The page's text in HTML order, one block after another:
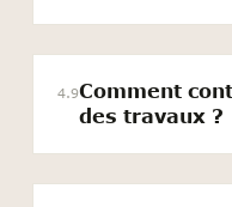
4.9Comment
des travaux ?